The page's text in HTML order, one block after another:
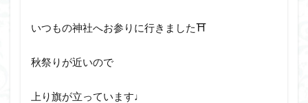
いつもの神社へお参りに行きました⛩️
秋祭りが近いので
上り旗が立っています♩